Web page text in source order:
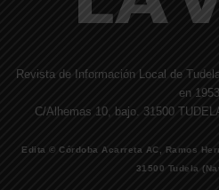
Revista de Información Local de
en 1953
C/Alhemas 10, bajo. 31500
Edita © Córdoba Acarreta AC, Ramos
31500 Tudela